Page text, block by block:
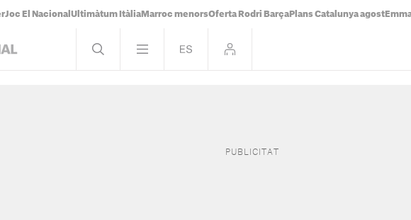
Joc El Nacional Ultimàtum Itàlia Marroc menorsOferta Rodri Barça Plans Catalunya agost